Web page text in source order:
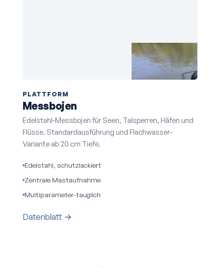
PLATTFORM
Messbojen
Edelstahl-Messbojen für Seen, Talsperren, Häfen und
Flüsse. Standardausführung und Flachwasser-
Variante ab 20 cm Tiefe.
Edelstahl, schutzlackiert
Zentrale Mastaufnahme
Multiparameter-tauglich
Datenblatt →